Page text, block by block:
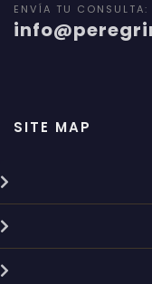
ENVÍA TU CONSULTA:
SITE MAP